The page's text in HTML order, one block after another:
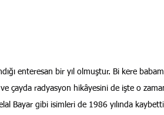
enteresan bir yıl olmuştur. Bi kere
ve çayda radyasyon hikâyesini de işte o
Bayar gibi isimleri de 1986 yılında